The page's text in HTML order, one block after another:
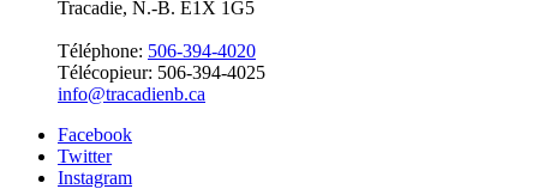
Tracadie, N.-B. E1X 1G5
Téléphone: 506-394-4020
Télécopieur: 506-394-4025
info@tracadienb.ca
Facebook
Twitter
Instagram